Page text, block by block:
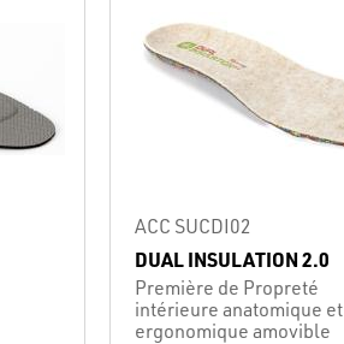
ACC SUCDI02
DUAL INSULATION 2.0
Première de Propreté
intérieure anatomique et
ergonomique amovible